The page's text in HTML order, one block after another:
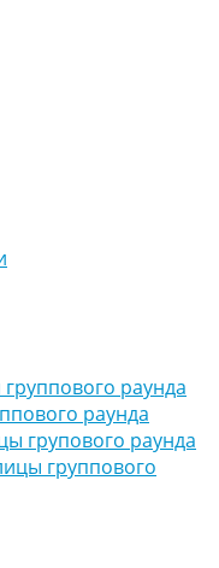
раунда
раунда
групового раунда
группового